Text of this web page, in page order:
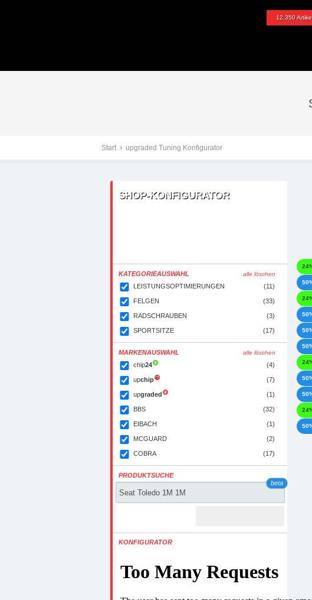
Tuningteile: Seat Toledo
12.350
Start upgraded Tuning Konfigurator
SHOP-KONFIGURATOR
KATEGORIEAUSWAHL alle löschen
LEISTUNGSOPTIMIERUNGEN (11)
FELGEN (33)
RADSCHRAUBEN (3)
SPORTSITZE (17)
MARKENAUSWAHL alle löschen
chip24 (4)
upchip (7)
upgraded (1)
BBS (32)
EIBACH (1)
MCGUARD (2)
COBRA (17)
PRODUKTSUCHE
beta
KONFIGURATOR